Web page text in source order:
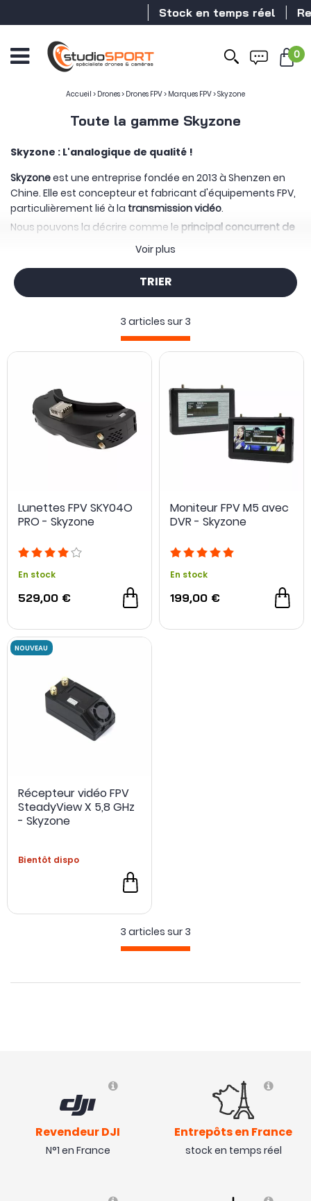
Stock en temps réel
0
Accueil > Drones> Drones FPV> Marques FPV>Skyzone
Toute la gamme Skyzone
Skyzone : L'analogique de qualité !
Skyzoneest une entreprise fondée en 2013 à Shenzen en
Chine. Elle est concepteur et fabricant d'équipements FPV,
particulièrement lié à la transmission vidéo.
Nous pouvons la décrire comme le principal concurrent de
grâce à ses lunettes FPV analogique qui sont tout
autant performante pour un prix plus bas
des seuls fabricants à proposer casques et lunettes FPV
analogique. Le petit plus, ces lunettes étaient dotées d'une
d'enlever les lunettes pour voir devant vous.
Voir plus
TRIER
3 articles sur 3
Lunettes FPV SKY04O
PRO - Skyzone
En stock
529,00 €
Moniteur FPV M5 avec
DVR - Skyzone
En stock
199,00 €
NOUVEAU
Récepteur vidéo FPV
SteadyView X 5,8 GHz
- Skyzone
Bientôt dispo
3 articles sur 3
Revendeur DJI
N°1 en France
Entrepôts en France
stock en temps réel